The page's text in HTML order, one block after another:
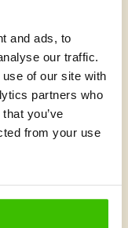
and ads, to
our traffic.
of our site with
partners who
you’ve
from your use
élmény legyen
térnek haza.
lehet ahhoz,
közel
Jahoda